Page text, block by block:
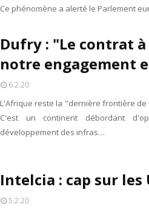
Ce phénomène a alerté le Parlement
Dufry : "Le contrat
notre engagement
6.2.20
L'Afrique reste la "dernière frontière
C'est un continent débordant
développement des infras…
Intelcia : cap sur les
5.2.20